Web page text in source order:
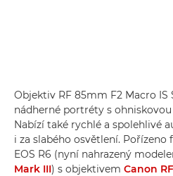
Objektiv RF 85mm F2 Macro IS
nádherné portréty s
Nabízí také rychlé a spolehlivé
i za slabého osvětlení.
EOS R6 (nyní nahrazený
Mark III) s objektivem Canon